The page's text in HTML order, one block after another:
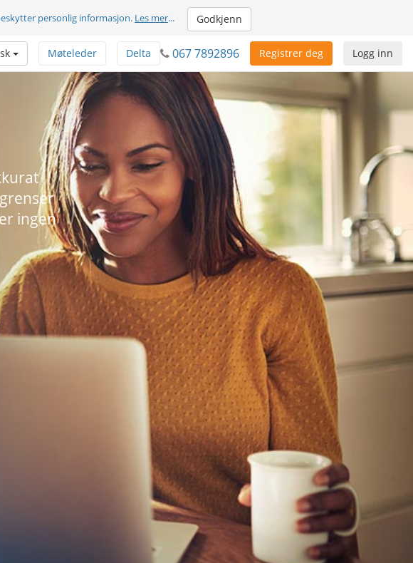
personlig informasjon. Les mer... Godkjenn
Logg inn
Registrer deg
067 7892896
Delta
Møteleder
ingen